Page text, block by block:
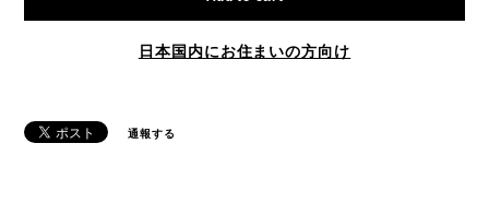
日本国内にお住まいの方向け
通報する